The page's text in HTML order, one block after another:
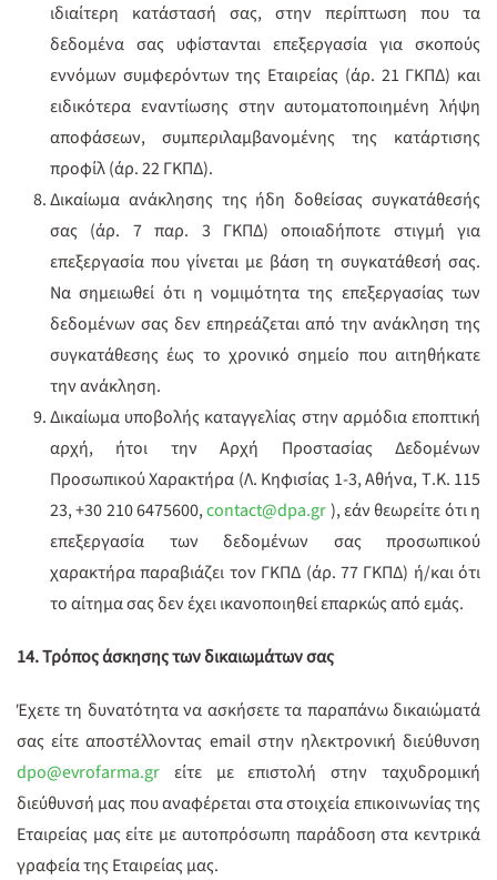
ιδιαίτερη κατάστασή σας, στην περίπτωση που τα
δεδομένα σας υφίστανται επεξεργασία για σκοπούς
εννόμων συμφερόντων της Εταιρείας (άρ. 21 ΓΚΠΔ) και
ειδικότερα εναντίωσης στην αυτοματοποιημένη λήψη
αποφάσεων, συμπεριλαμβανομένης της κατάρτισης
προφίλ (άρ. 22 ΓΚΠΔ).
Δικαίωμα ανάκλησης της ήδη δοθείσας συγκατάθεσής
σας (άρ. 7 παρ. 3 ΓΚΠΔ) οποιαδήποτε στιγμή για
επεξεργασία που γίνεται με βάση τη συγκατάθεσή σας.
Να σημειωθεί ότι η νομιμότητα της επεξεργασίας των
δεδομένων σας δεν επηρεάζεται από την ανάκληση της
συγκατάθεσης έως το χρονικό σημείο που αιτηθήκατε
την ανάκληση.
Δικαίωμα υποβολής καταγγελίας στην αρμόδια εποπτική
αρχή, ήτοι την Αρχή Προστασίας Δεδομένων
Προσωπικού Χαρακτήρα (Λ. Κηφισίας 1-3, Αθήνα, Τ.Κ. 115
23, +30 210 6475600,contact@dpa.gr), εάν θεωρείτε ότι η
επεξεργασία των δεδομένων σας προσωπικού
χαρακτήρα παραβιάζει τον ΓΚΠΔ (άρ. 77 ΓΚΠΔ) ή/και ότι
το αίτημα σας δεν έχει ικανοποιηθεί επαρκώς από εμάς.
14. Τρόπος άσκησης των δικαιωμάτων σας
Έχετε τη δυνατότητα να ασκήσετε τα παραπάνω δικαιώματά
σας είτε αποστέλλοντας email στην ηλεκτρονική διεύθυνση
dpo@evrofarma.gr είτε με επιστολή στην ταχυδρομική
διεύθυνσή μας που αναφέρεται στα στοιχεία επικοινωνίας της
Εταιρείας μας είτε με αυτοπρόσωπη παράδοση στα κεντρικά
γραφεία της Εταιρείας μας.